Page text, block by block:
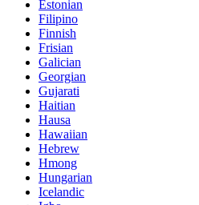
Estonian
Filipino
Finnish
Frisian
Galician
Georgian
Gujarati
Haitian
Hausa
Hawaiian
Hebrew
Hmong
Hungarian
Icelandic